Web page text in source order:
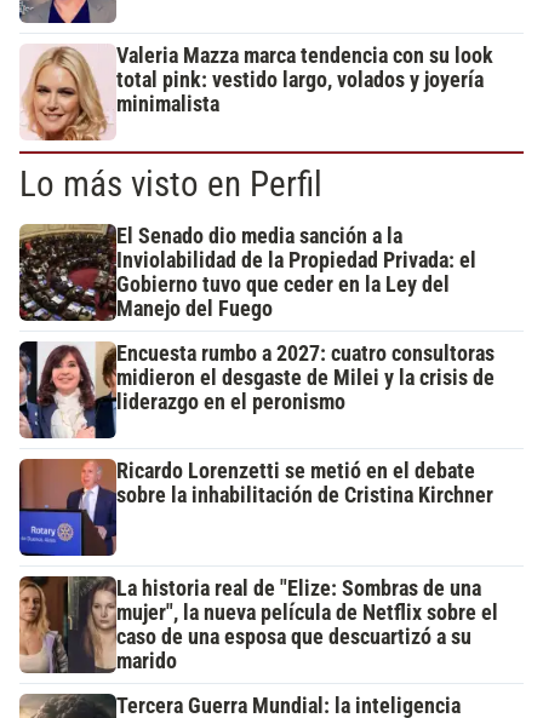
Valeria Mazza marca tendencia con su look
total pink: vestido largo, volados y joyería
minimalista
Lo más visto en Perfil
El Senado dio media sanción a la
Inviolabilidad de la Propiedad Privada: el
Gobierno tuvo que ceder en la Ley del
Manejo del Fuego
Encuesta rumbo a 2027: cuatro consultoras
midieron el desgaste de Milei y la crisis de
liderazgo en el peronismo
Ricardo Lorenzetti se metió en el debate
sobre la inhabilitación de Cristina Kirchner
La historia real de "Elize: Sombras de una
mujer", la nueva película de Netflix sobre el
caso de una esposa que descuartizó a su
marido
Tercera Guerra Mundial: la inteligencia